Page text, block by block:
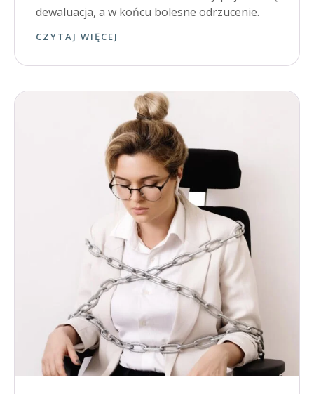
dewaluacja, a w końcu bolesne odrzucenie.
CZYTAJ WIĘCEJ